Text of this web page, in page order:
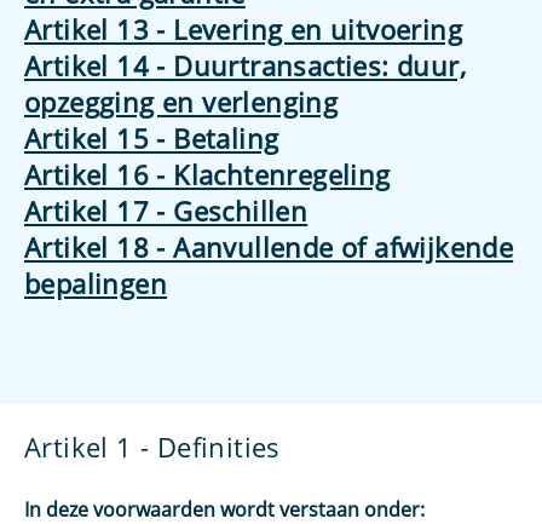
Artikel 13 - Levering en uitvoering
Artikel 14 - Duurtransacties: duur,
opzegging en verlenging
Artikel 15 - Betaling
Artikel 16 - Klachtenregeling
Artikel 17 - Geschillen
Artikel 18 - Aanvullende of afwijkende
bepalingen
Artikel 1 - Definities
In deze voorwaarden wordt verstaan onder: